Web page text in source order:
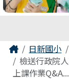
主內容區域
Home日新國小
檢送行政院
上課作業Q&A...
頁尾區域